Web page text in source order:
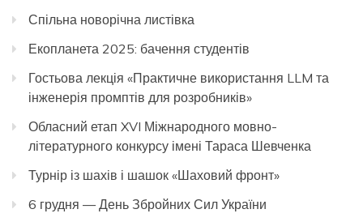
Спільна новорічна листівка
Екопланета 2025: бачення студентів
Гостьова лекція «Практичне використання LLM та
інженерія промптів для розробників»
Обласний етап XVI Міжнародного мовно-
літературного конкурсу імені Тараса Шевченка
Турнір із шахів і шашок «Шаховий фронт»
6 грудня — День Збройних Сил України